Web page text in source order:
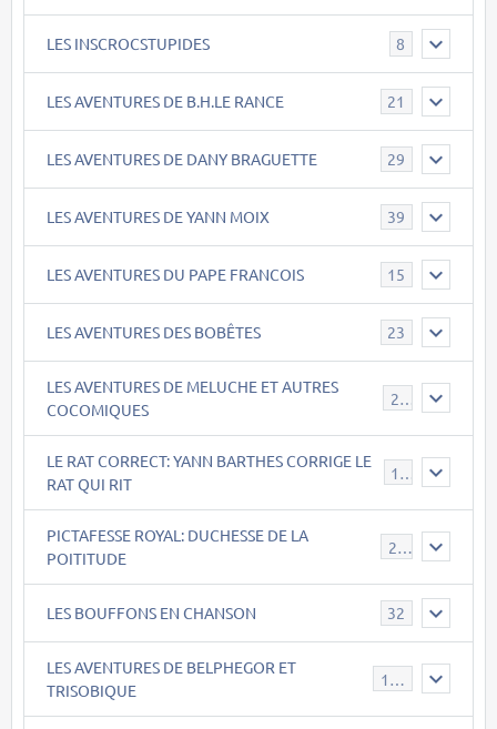
LES INSCROCSTUPIDES 8
LES AVENTURES DE B.H.LE RANCE 21
LES AVENTURES DE DANY BRAGUETTE 29
LES AVENTURES DE YANN MOIX 39
LES AVENTURES DU PAPE FRANCOIS 15
LES AVENTURES DES BOBÊTES 23
LES AVENTURES DE MELUCHE ET AUTRES
COCOMIQUES
22
LE RAT CORRECT: YANN BARTHES CORRIGE LE
RAT QUI RIT
15
PICTAFESSE ROYAL: DUCHESSE DE LA
POITITUDE
23
LES BOUFFONS EN CHANSON 32
LES AVENTURES DE BELPHEGOR ET
TRISOBIQUE
147